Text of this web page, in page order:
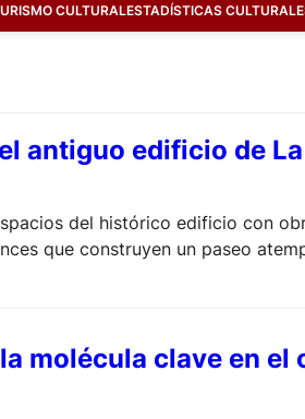
CULTURALESTADÍSTICAS
antiguo edificio de La
del histórico edificio con
que construyen un paseo
molécula clave en el